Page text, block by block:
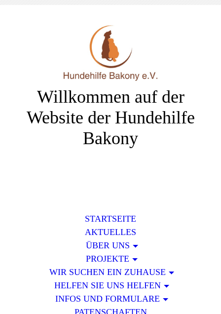
Willkommen auf der
Website der Hundehilfe
Bakony
STARTSEITE
AKTUELLES
ÜBER UNS
PROJEKTE
WIR SUCHEN EIN ZUHAUSE
HELFEN SIE UNS HELFEN
INFOS UND FORMULARE
PATENSCHAFTEN